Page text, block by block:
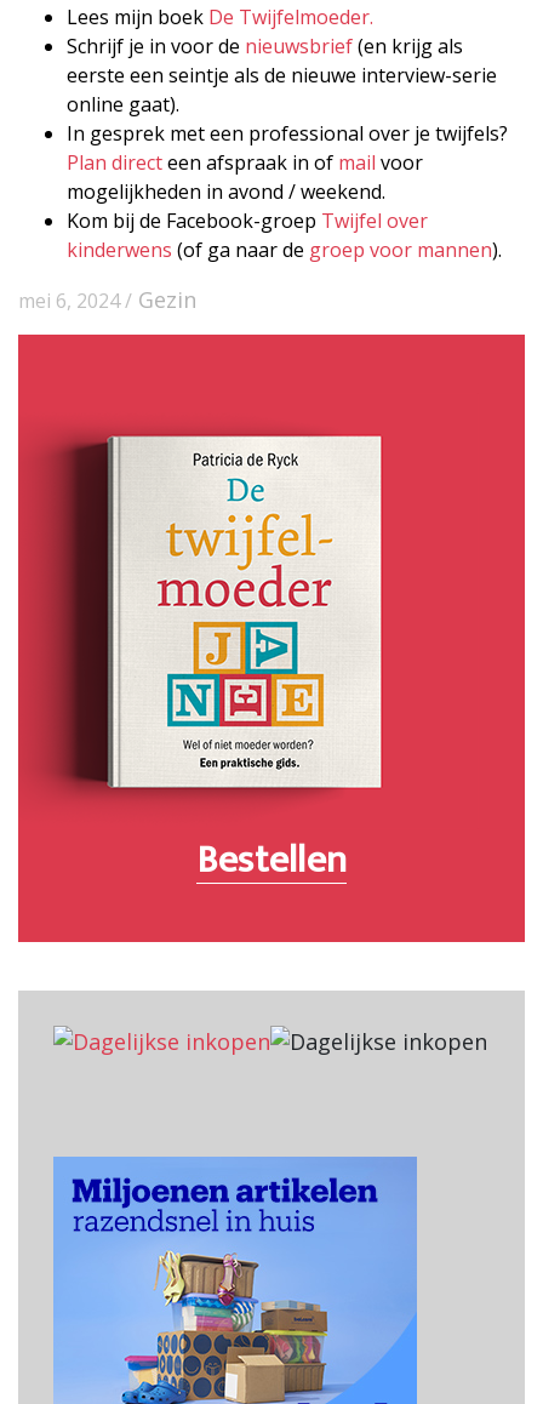
Lees mijn boek De Twijfelmoeder.
Schrijf je in voor de nieuwsbrief(en krijg als
eerste een seintje als de nieuwe interview-serie
online gaat).
In gesprek met een professional over je twijfels?
Plan directeen afspraak in of mail voor
mogelijkheden in avond / weekend.
Kom bij de Facebook-groep Twijfel over
kinderwens (of ga naar de groep voor mannen).
mei 6, 2024 / Gezin
Bestellen